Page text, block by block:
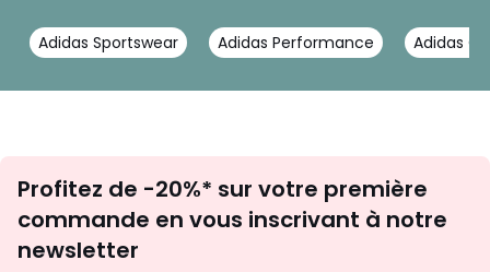
Adidas Sportswear Adidas Performance Adidas
newsletter
Profitez de -20%* sur votre première
commande en vous inscrivant à notre
newsletter